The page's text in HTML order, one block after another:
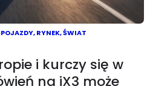
POJAZDY,RYNEK,ŚWIAT
i kurczy się w
na iX3 może